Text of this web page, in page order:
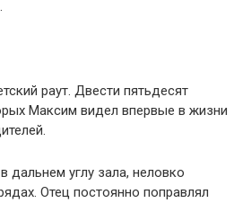
раут. Двести пятьдесят
Максим видел впервые в жизни
дальнем углу зала, неловко
Отец постоянно поправлял